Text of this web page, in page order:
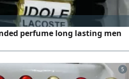
perfume long lasting men
5